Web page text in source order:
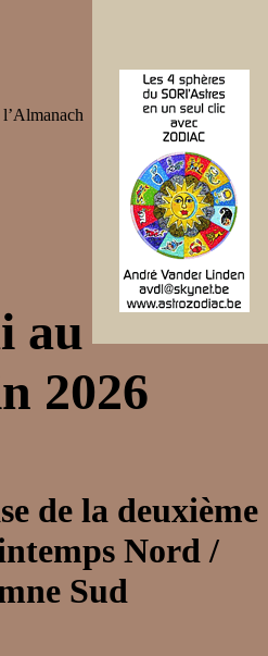
l’Almanach
au
2026
de la deuxième
Nord /
Sud